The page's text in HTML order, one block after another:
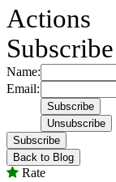
Actions
Subscribe
Name:
Email:
Subscribe
Back to Blog
Rate